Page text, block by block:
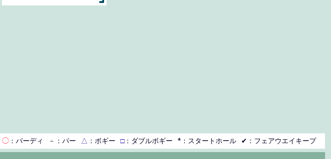
◯ ：バーディ － ：パー △ ：ボギー □：ダブルボギー *：スタートホール ✔：フェアウエイキープ